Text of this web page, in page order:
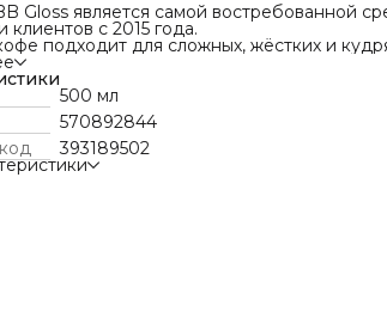
Gloss является самой востребованной
клиентов с 2015 года.
подходит для сложных, жёстких и
пух.
протеинов, аминокислот и самый
- гидролизованный кератин. Состав
увлажняющими и
свойствами, витамин E, защищает волосы
ультрафиолета.
и разглаживает волосы. ББ Глосс кофе
и зеркальный блеск.
500 мл
570892844
393189502